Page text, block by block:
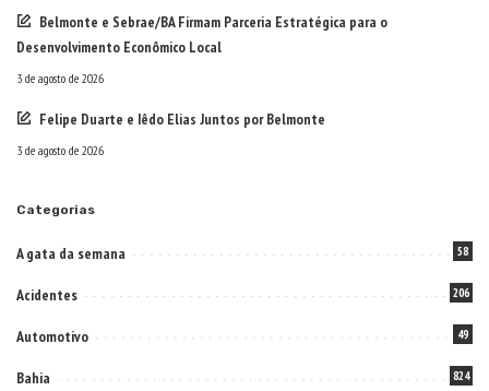
Belmonte e Sebrae/BA Firmam Parceria Estratégica para o
Desenvolvimento Econômico Local
3 de agosto de 2026
Felipe Duarte e Iêdo Elias Juntos por Belmonte
3 de agosto de 2026
Categorias
A gata da semana 58
Acidentes 206
Automotivo 49
Bahia 824